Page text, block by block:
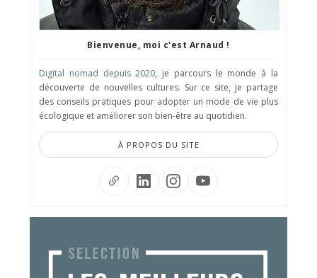
Bienvenue, moi c'est Arnaud !
Digital nomad depuis 2020, je parcours le monde à la
découverte de nouvelles cultures. Sur ce site, je partage
des conseils pratiques pour adopter un mode de vie plus
écologique et améliorer son bien-être au quotidien.
À PROPOS DU SITE